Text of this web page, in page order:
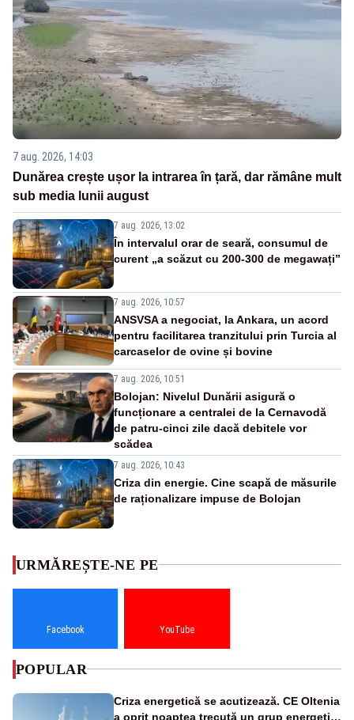
7 aug. 2026, 14:03
Dunărea crește ușor la intrarea în țară, dar rămâne mult
sub media lunii august
7 aug. 2026, 13:02
În intervalul orar de seară, consumul de
curent „a scăzut cu 200-300 de megawați”
7 aug. 2026, 10:57
ANSVSA a negociat, la Ankara, un acord
pentru facilitarea tranzitului prin Turcia al
carcaselor de ovine și bovine
7 aug. 2026, 10:51
Bolojan: Nivelul Dunării asigură o
funcționare a centralei de la Cernavodă
de patru-cinci zile dacă debitele vor
scădea
7 aug. 2026, 10:43
Criza din energie. Cine scapă de măsurile
de raționalizare impuse de Bolojan
URMĂREȘTE-NE PE
Facebook YouTube
POPULAR
Criza energetică se acutizează. CE Oltenia
a oprit noaptea trecută un grup energetic